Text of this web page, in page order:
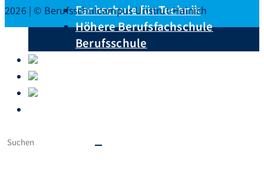
Fachschule für Technik
Höhere Berufsfachschule
Berufsschule
Diese
2026 | © Berufsschulcampus Unstrut-Hainich